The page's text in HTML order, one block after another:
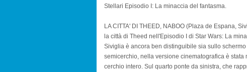
Stellari Episodio I: La minaccia del fantasma.
LA CITTA' DI THEED, NABOO (Plaza de Espana,
la città di Theed nell'Episodio I di Star Wars: La
Siviglia è ancora ben distinguibile sia sullo
semicerchio, nella versione cinematografica è
cerchio intero. Sul quarto ponte da sinistra, che